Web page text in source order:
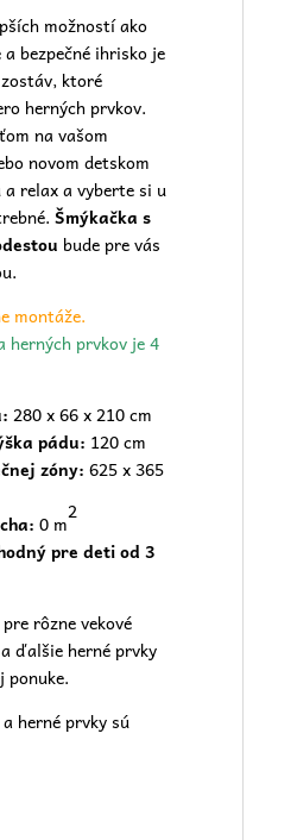
možností ako
bezpečné ihrisko je
ktoré
herných prvkov.
na vašom
novomdetskom
a relax a vyberte si u
Šmýkačka s
bude pre vás
montáže.
herných prvkov je 4
280 x 66 x 210 cm
pádu: 120 cm
zóny: 625 x 365
0 m
2
pre deti od 3
rôzne vekové
ďalšie herné prvky
ponuke.
herné prvky sú